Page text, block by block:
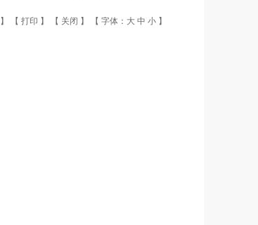
】 【 打印 】 【 关闭 】 【 字体： 大中 小 】